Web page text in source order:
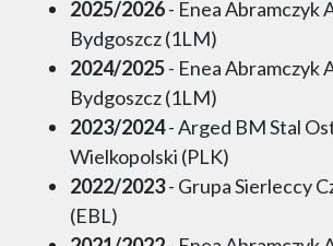
2025/2026- Enea Abramczyk
Bydgoszcz (1LM)
2024/2025- Enea Abramczyk
Bydgoszcz (1LM)
2023/2024- Arged BM Stal
Wielkopolski (PLK)
2022/2023- Grupa Sierleccy
(EBL)